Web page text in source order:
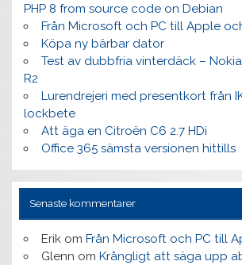
PHP 8 from source code on Debian
Från Microsoft och PC till Apple
Köpa ny bärbar dator
Test av dubbfria vinterdäck –
R2
Lurendrejeri med presentkort från
lockbete
Att äga en Citroën C6 2.7 HDi
Office 365 sämsta versionen hittills
Senaste kommentarer
Erikom Från Microsoft och PC till
Glenn om Krångligt att säga upp